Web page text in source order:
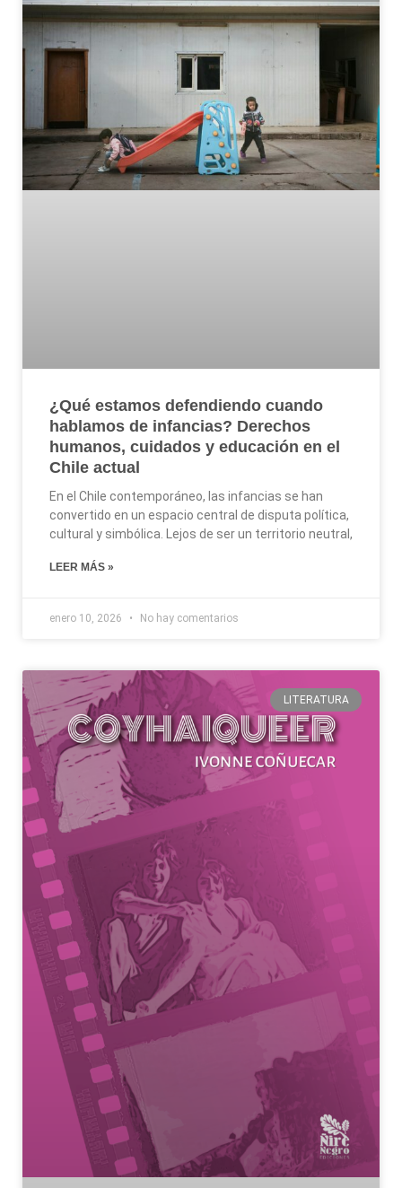
¿Qué estamos defendiendo cuando
hablamos de infancias? Derechos
humanos, cuidados y educación en el
Chile actual
En el Chile contemporáneo, las infancias se han
convertido en un espacio central de disputa política,
cultural y simbólica. Lejos de ser un territorio neutral,
LEER MÁS »
enero 10, 2026 No hay comentarios
LITERATURA